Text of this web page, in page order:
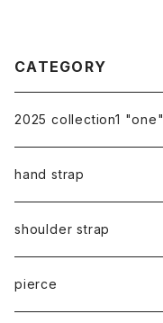
CATEGORY
2025 collection1 "one"
hand strap
shoulder strap
cord
pierce